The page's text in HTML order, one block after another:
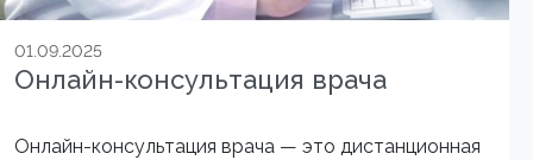
01.09.2025
Онлайн-консультация врача
Онлайн-консультация врача — это дистанционная